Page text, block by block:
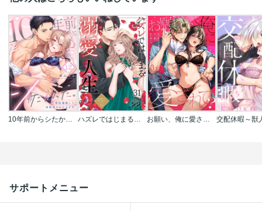
10年前からシたかった。～理性爆散した幼馴染のわからせＨ ハズレではじまる溺愛人生～仕組まれた恋の相手はハイスぺ社長 お願い、俺に愛されて？～年下社長の求愛は甘く熱く、私を溶かす。
サポートメニュー